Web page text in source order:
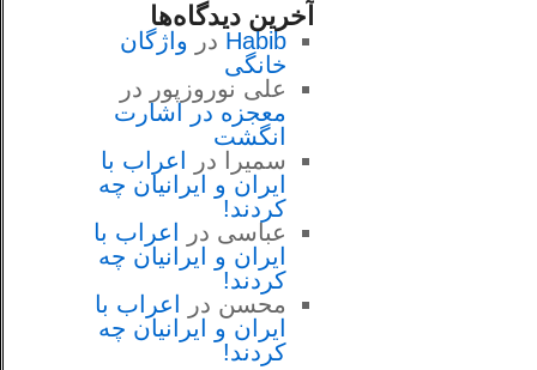
آخرین دیدگاه‌ها
Habib در واژگان
خانگی
علی نوروزپور در
معجزه در اشارت
انگشت
سمیرا
در
اعراب با
ايران و ايرانيان چه
كردند!
عباسی در
اعراب با
ايران و ايرانيان چه
كردند!
محسن در
اعراب با
ايران و ايرانيان چه
كردند!